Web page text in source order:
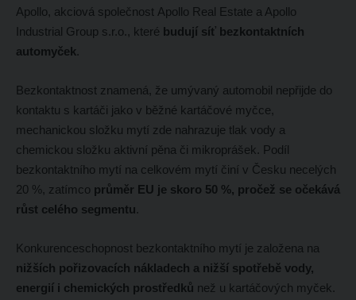
Apollo, akciová společnost Apollo Real Estate a Apollo
Industrial Group s.r.o., které budují síť bezkontaktních
automyček.
Bezkontaktnost znamená, že umývaný automobil nepřijde do
kontaktu s kartáči jako v běžné kartáčové myčce,
mechanickou složku mytí zde nahrazuje tlak vody a
chemickou složku aktivní pěna či mikroprášek. Podíl
bezkontaktního mytí na celkovém mytí činí v Česku necelých
20 %, zatímco průměr EU je skoro 50 %, pročež se očekává
růst celého segmentu.
Konkurenceschopnost bezkontaktního mytí je založena na
nižších pořizovacích nákladech a nižší spotřebě vody,
energií i chemických prostředků než u kartáčových myček.